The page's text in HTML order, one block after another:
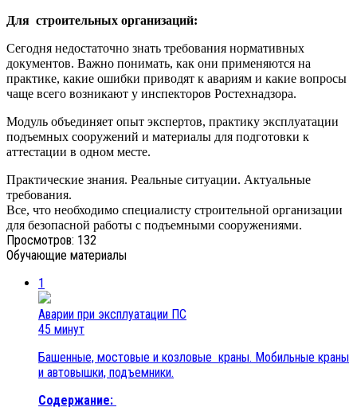
Для строительных организаций:
Сегодня недостаточно знать требования нормативных
документов. Важно понимать, как они применяются на
практике, какие ошибки приводят к авариям и какие вопросы
чаще всего возникают у инспекторов Ростехнадзора.
Модуль объединяет опыт экспертов, практику эксплуатации
подъемных сооружений и материалы для подготовки к
аттестации в одном месте.
Практические знания. Реальные ситуации. Актуальные
требования.
Все, что необходимо специалисту строительной организации
для безопасной работы с подъемными сооружениями.
Просмотров: 132
Обучающие материалы
1
Аварии при эксплуатации ПС
45 минут
Башенные, мостовые и козловые краны. Мобильные краны
и автовышки, подъемники.
Содержание: